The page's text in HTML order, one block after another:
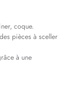
coque.
pièces à sceller
à une